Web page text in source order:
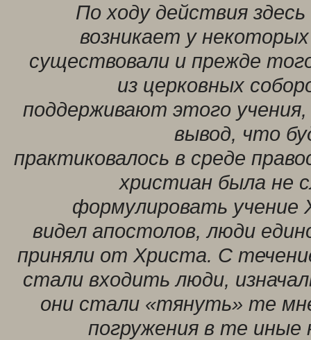
По ходу действия
возникает у
существовали и прежде
из церковных
поддерживают этого
вывод, что
практиковалось в среде
христиан была не
формулировать
видел апостолов, люди
приняли от Христа. С
стали входить люди,
они стали «тянуть» те
погружения в те иные